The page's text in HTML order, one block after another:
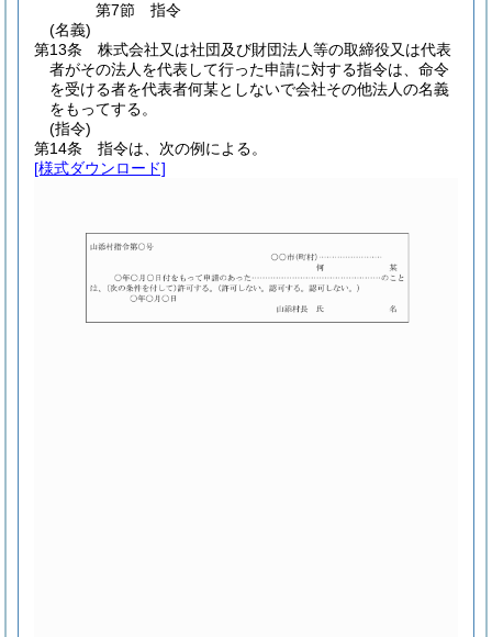
第7節
指令
(名義)
第13条
株式会社又は社団及び財団法人等の取締役又は代表
者がその法人を代表して行った申請に対する指令は、命令
を受ける者を代表者何某としないで会社その他法人の名義
をもってする。
(指令)
第14条
指令は、次の例による。
[様式ダウンロード]